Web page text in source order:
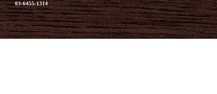
03-6455-1314